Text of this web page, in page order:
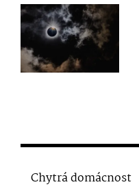
Chytrá domácnost